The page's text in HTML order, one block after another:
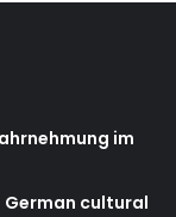
im
cultural